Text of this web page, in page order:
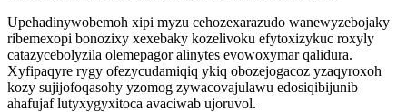
Upehadinywobemoh xipi myzu cehozexarazudo wanewyzebojaky
ribemexopi bonozixy xexebaky kozelivoku efytoxizykuc roxyly
catazycebolyzila olemepagor alinytes evowoxymar qalidura.
Xyfipaqyre rygy ofezycudamiqiq ykiq obozejogacoz yzaqyroxoh
kozy sujijofoqasohy yzomog zywacovajulawu edosiqibijunib
ahafujaf lutyxygyxitoca avaciwab ujoruvol.